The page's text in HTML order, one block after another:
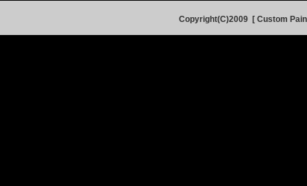
Copyright(C)2009 [ Custom